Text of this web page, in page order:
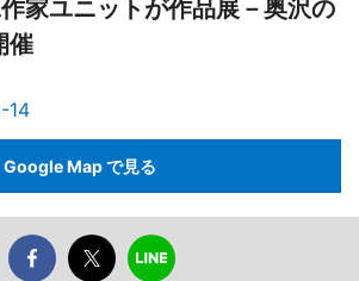
家ユニットが作品展－奥沢の
催
14
Google Map で見る